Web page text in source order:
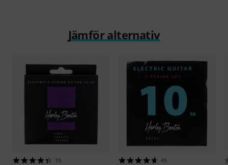
Jämför alternativ
15 45